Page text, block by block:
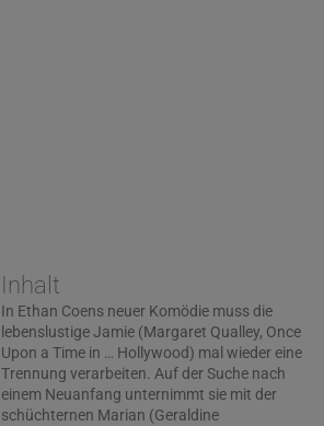
Inhalt
In Ethan Coens neuer Komödie muss die
lebenslustige Jamie (Margaret Qualley, Once
Upon a Time in … Hollywood) mal wieder eine
Trennung verarbeiten. Auf der Suche nach
einem Neuanfang unternimmt sie mit der
schüchternen Marian (Geraldine